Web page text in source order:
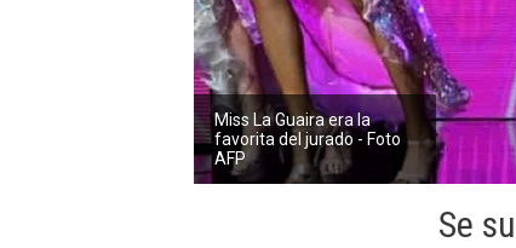
Miss La Guaira era la
favorita del jurado - Foto
AFP
Se